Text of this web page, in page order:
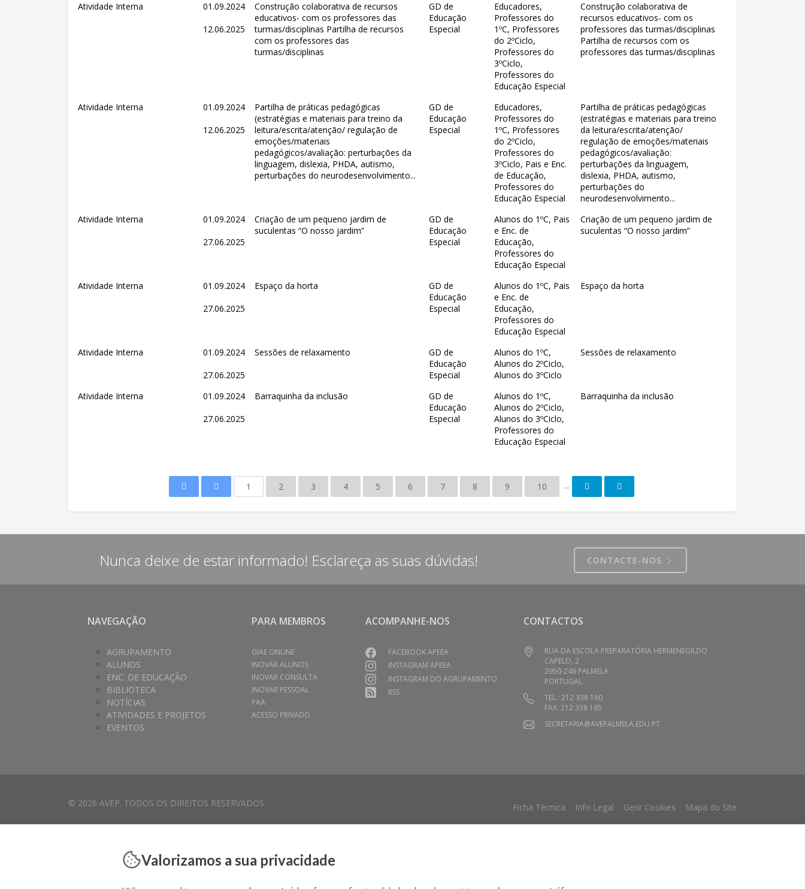
Atividade Interna
01.09.2024
12.06.2025
Construção colaborativa de recursos
educativos- com os professores das
turmas/disciplinas Partilha de recursos
com os professores das
turmas/disciplinas
GD de
Educação
Especial
Educadores,
Professores do
1ºC, Professores
do 2ºCiclo,
Professores do
3ºCiclo,
Professores do
Educação Especial
Construção colaborativa de
recursos educativos- com os
professores das turmas/disciplinas
Partilha de recursos com os
professores das turmas/disciplinas
Atividade Interna
01.09.2024
12.06.2025
Partilha de práticas pedagógicas
(estratégias e materiais para treino da
leitura/escrita/atenção/ regulação de
emoções/materiais
pedagógicos/avaliação: perturbações da
linguagem, dislexia, PHDA, autismo,
perturbações do neurodesenvolvimento...
GD de
Educação
Especial
Educadores,
Professores do
1ºC, Professores
do 2ºCiclo,
Professores do
3ºCiclo, Pais e Enc.
de Educação,
Professores do
Educação Especial
Partilha de práticas pedagógicas
(estratégias e materiais para treino
da leitura/escrita/atenção/
regulação de emoções/materiais
pedagógicos/avaliação:
perturbações da linguagem,
dislexia, PHDA, autismo,
perturbações do
neurodesenvolvimento...
Atividade Interna
01.09.2024
27.06.2025
Criação de um pequeno jardim de
suculentas “O nosso jardim”
GD de
Educação
Especial
Alunos do 1ºC, Pais
e Enc. de
Educação,
Professores do
Educação Especial
Criação de um pequeno jardim de
suculentas “O nosso jardim”
Atividade Interna
01.09.2024
27.06.2025
Espaço da horta
GD de
Educação
Especial
Alunos do 1ºC, Pais
e Enc. de
Educação,
Professores do
Educação Especial
Espaço da horta
Atividade Interna
01.09.2024
27.06.2025
Sessões de relaxamento
GD de
Educação
Especial
Alunos do 1ºC,
Alunos do 2ºCiclo,
Alunos do 3ºCiclo
Sessões de relaxamento
Atividade Interna
01.09.2024
27.06.2025
Barraquinha da inclusão
GD de
Educação
Especial
Alunos do 1ºC,
Alunos do 2ºCiclo,
Alunos do 3ºCiclo,
Professores do
Educação Especial
Barraquinha da inclusão
1 2 3 4 5 6 7 8 9 10 ...
Nunca deixe de estar informado! Esclareça as suas dúvidas! CONTACTE-NOS
NAVEGAÇÃO
AGRUPAMENTO
ALUNOS
ENC. DE EDUCAÇÃO
BIBLIOTECA
NOTÍCIAS
ATIVIDADES E PROJETOS
EVENTOS
PARA MEMBROS
GIAE ONLINE
INOVAR ALUNOS
INOVAR CONSULTA
INOVAR PESSOAL
PAA
ACESSO PRIVADO
ACOMPANHE-NOS
FACEBOOK APEEA
INSTAGRAM APEEA
INSTAGRAM DO AGRUPAMENTO
RSS
CONTACTOS
RUA DA ESCOLA PREPARATÓRIA HERMENEGILDO
CAPELO, 2
2950-246 PALMELA
PORTUGAL
TEL.: 212 338 160
FAX: 212 338 165
SECRETARIA@AVEPALMELA.EDU.PT
© 2026 AVEP. TODOS OS DIREITOS RESERVADOS. Ficha Técnica Info Legal Gerir Cookies Mapa do Site
Valorizamos a sua privacidade